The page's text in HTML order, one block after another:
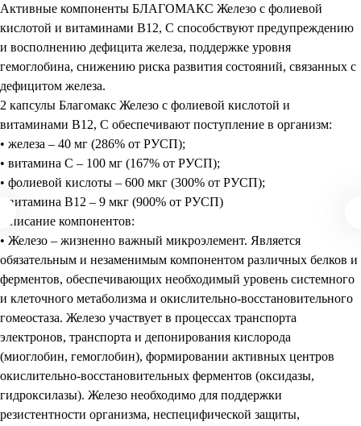
Активные компоненты БЛАГОМАКС Железо с фолиевой
кислотой и витаминами В12, С способствуют предупреждению
и восполнению дефицита железа, поддержке уровня
гемоглобина, снижению риска развития состояний, связанных с
дефицитом железа.
2 капсулы Благомакс Железо с фолиевой кислотой и
витаминами В12, С обеспечивают поступление в организм:
• железа – 40 мг (286% от РУСП);
• витамина С – 100 мг (167% от РУСП);
• фолиевой кислоты – 600 мкг (300% от РУСП);
• витамина В12 – 9 мкг (900% от РУСП)
Описание компонентов:
• Железо – жизненно важный микроэлемент. Является
обязательным и незаменимым компонентом различных белков и
ферментов, обеспечивающих необходимый уровень системного
и клеточного метаболизма и окислительно-восстановительного
гомеостаза. Железо участвует в процессах транспорта
электронов, транспорта и депонирования кислорода
(миоглобин, гемоглобин), формировании активных центров
окислительно-восстановительных ферментов (оксидазы,
гидроксилазы). Железо необходимо для поддержки
резистентности организма, неспецифической защиты,